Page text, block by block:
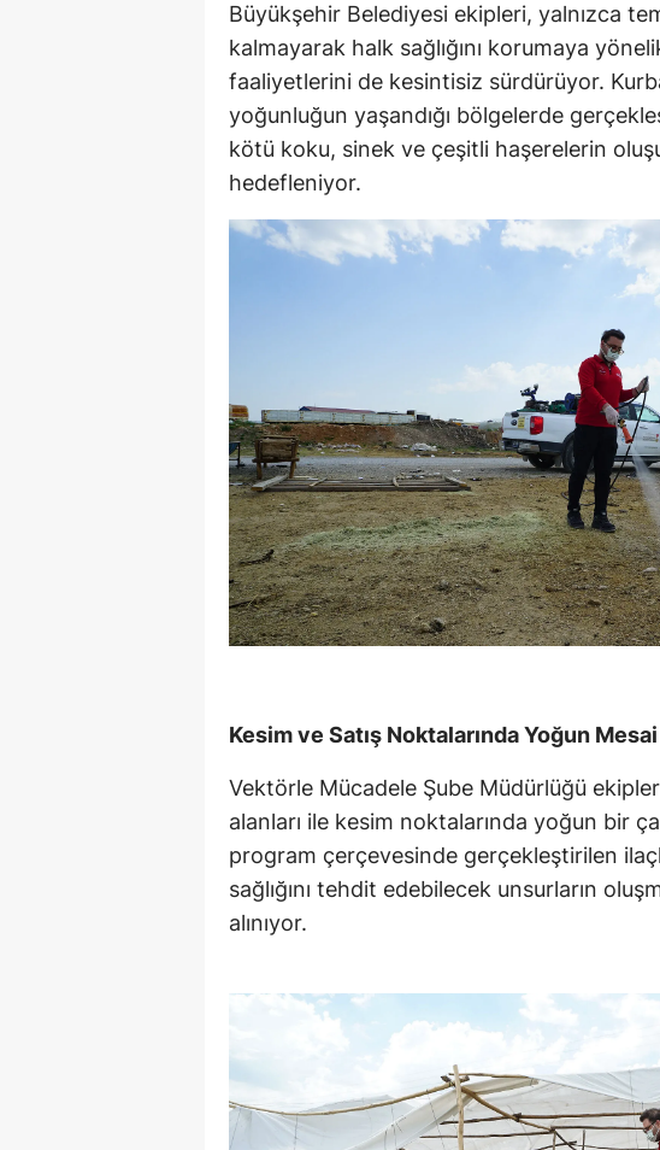
Büyükşehir Belediyesi ekipleri, yalnızca
kalmayarak halk sağlığını korumaya
faaliyetlerini de kesintisiz sürdürüyor.
yoğunluğun yaşandığı bölgelerde
kötü koku, sinek ve çeşitli haşerelerin
hedefleniyor.
Kesim ve Satış Noktalarında Yoğun Mesai
Vektörle Mücadele Şube Müdürlüğü
alanları ile kesim noktalarında yoğun bir
program çerçevesinde gerçekleştirilen
sağlığını tehdit edebilecek unsurların
alınıyor.